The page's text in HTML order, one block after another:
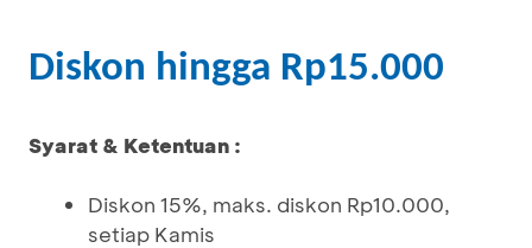
Diskon hingga Rp15.000
Syarat & Ketentuan :
Diskon 15%, maks. diskon Rp10.000,
setiap Kamis